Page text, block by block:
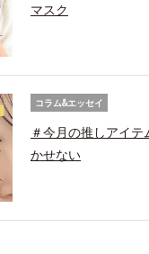
マスク
コラム&エッセイ
＃今月の推しアイ
かせない